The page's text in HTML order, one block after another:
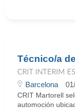
Técnico/a
CRIT INTERIM
Barcelona
CRIT Martorell
automoción